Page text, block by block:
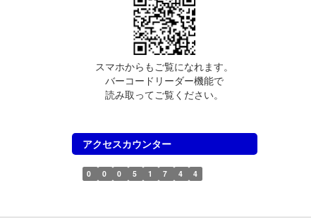
スマホからもご覧になれます。
バーコードリーダー機能で
読み取ってご覧ください。
アクセスカウンター
0 0 0 5 1 7 4 4